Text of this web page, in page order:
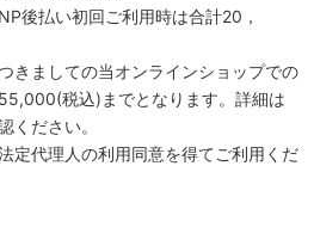
後払い初回ご利用時は合計20，
きましての当オンラインショップでの
税込)までとなります。詳細は
ください。
定代理人の利用同意を得てご利用くだ